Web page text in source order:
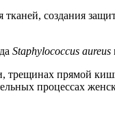
создания
Staphylococcus aureus
прямой
процессах